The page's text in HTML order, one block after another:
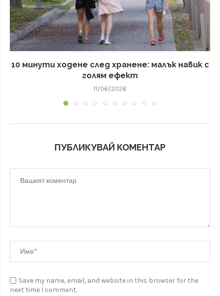
10 минути ходене след хранене: малък навик с
голям ефект
11/06/2026
ПУБЛИКУВАЙ КОМЕНТАР
Save my name, email, and website in this browser for the
next time I comment.